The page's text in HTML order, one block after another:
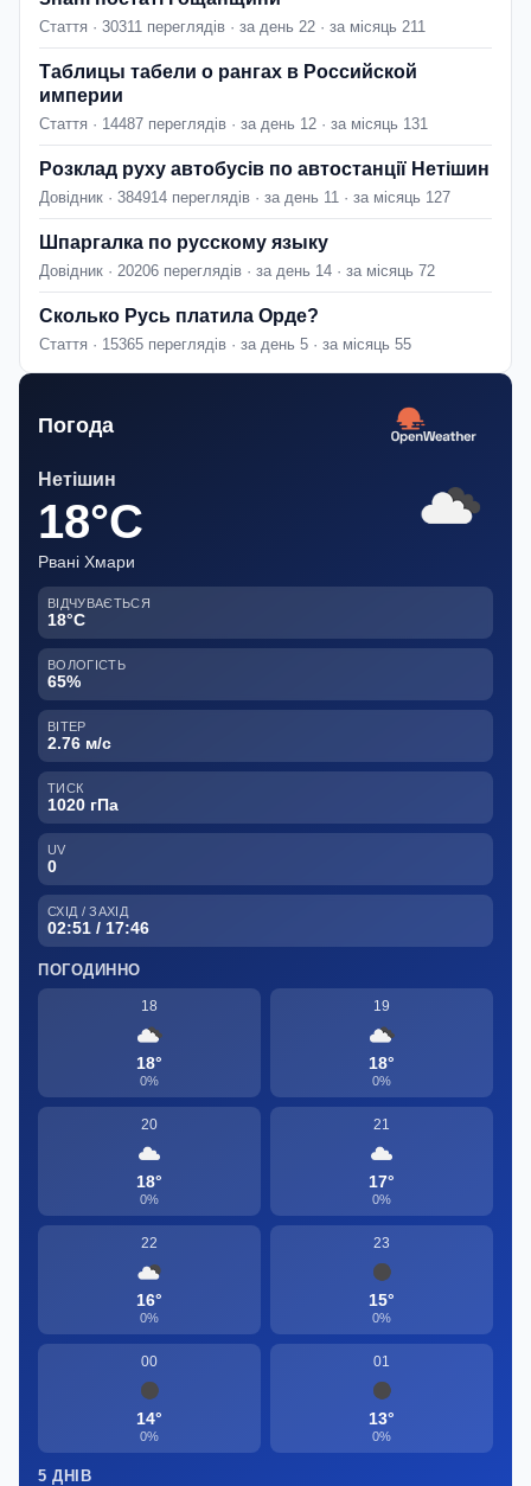
Стаття · 30311 переглядів · за день 22 · за місяць 211
Таблицы табели о рангах в Российской
империи
Стаття · 14487 переглядів · за день 12 · за місяць 131
Розклад руху автобусів по автостанції Нетішин
Довідник · 384914 переглядів · за день 11 · за місяць 127
Шпаргалка по русскому языку
Довідник · 20206 переглядів · за день 14 · за місяць 72
Сколько Русь платила Орде?
Стаття · 15365 переглядів · за день 5 · за місяць 55
Погода
Нетішин
18°C
Рвані Хмари
ВІДЧУВАЄТЬСЯ
18°C
ВОЛОГІСТЬ
65%
ВІТЕР
2.76 м/с
ТИСК
1020 гПа
UV
0
СХІД / ЗАХІД
02:51 / 17:46
ПОГОДИННО
18
18°
0%
19
18°
0%
20
18°
0%
21
17°
0%
22
16°
0%
23
15°
0%
00
14°
0%
01
13°
0%
5 ДНІВ